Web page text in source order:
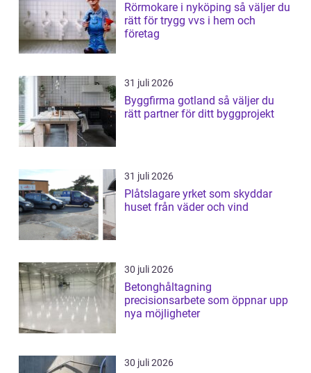
Rörmokare i nyköping så väljer du
rätt för trygg vvs i hem och
företag
31 juli 2026
Byggfirma gotland så väljer du
rätt partner för ditt byggprojekt
31 juli 2026
Plåtslagare yrket som skyddar
huset från väder och vind
30 juli 2026
Betonghåltagning
precisionsarbete som öppnar upp
nya möjligheter
30 juli 2026